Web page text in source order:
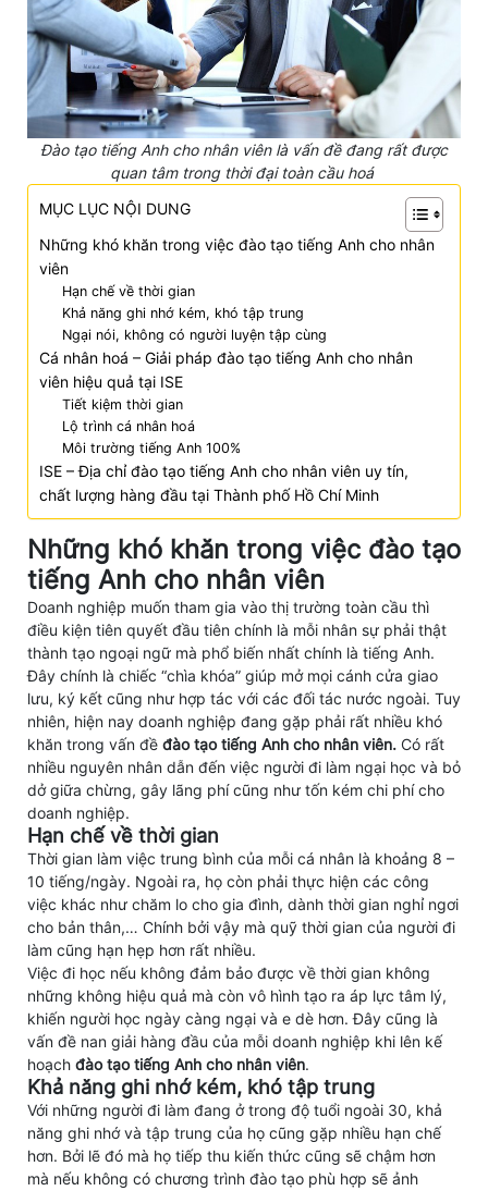
Đào tạo tiếng Anh cho nhân viên là vấn đề đang rất được
quan tâm trong thời đại toàn cầu hoá
MỤC LỤC NỘI DUNG
Những khó khăn trong việc đào tạo tiếng Anh cho nhân
viên
Hạn chế về thời gian
Khả năng ghi nhớ kém, khó tập trung
Ngại nói, không có người luyện tập cùng
Cá nhân hoá – Giải pháp đào tạo tiếng Anh cho nhân
viên hiệu quả tại ISE
​​Tiết kiệm thời gian
Lộ trình cá nhân hoá
Môi trường tiếng Anh 100%
ISE – Địa chỉ đào tạo tiếng Anh cho nhân viên uy tín,
chất lượng hàng đầu tại Thành phố Hồ Chí Minh
Những khó khăn trong việc đào tạo
tiếng Anh cho nhân viên
Doanh nghiệp muốn tham gia vào thị trường toàn cầu thì
điều kiện tiên quyết đầu tiên chính là mỗi nhân sự phải thật
thành tạo ngoại ngữ mà phổ biến nhất chính là tiếng Anh.
Đây chính là chiếc “chìa khóa” giúp mở mọi cánh cửa giao
lưu, ký kết cũng như hợp tác với các đối tác nước ngoài. Tuy
nhiên, hiện nay doanh nghiệp đang gặp phải rất nhiều khó
khăn trong vấn đề đào tạo tiếng Anh cho nhân viên. Có rất
nhiều nguyên nhân dẫn đến việc người đi làm ngại học và bỏ
dở giữa chừng, gây lãng phí cũng như tốn kém chi phí cho
doanh nghiệp.
Hạn chế về thời gian
Thời gian làm việc trung bình của mỗi cá nhân là khoảng 8 –
10 tiếng/ngày. Ngoài ra, họ còn phải thực hiện các công
việc khác như chăm lo cho gia đình, dành thời gian nghỉ ngơi
cho bản thân,… Chính bởi vậy mà quỹ thời gian của người đi
làm cũng hạn hẹp hơn rất nhiều.
Việc đi học nếu không đảm bảo được về thời gian không
những không hiệu quả mà còn vô hình tạo ra áp lực tâm lý,
khiến người học ngày càng ngại và e dè hơn. Đây cũng là
vấn đề nan giải hàng đầu của mỗi doanh nghiệp khi lên kế
hoạch đào tạo tiếng Anh cho nhân viên.
Khả năng ghi nhớ kém, khó tập trung
Với những người đi làm đang ở trong độ tuổi ngoài 30, khả
năng ghi nhớ và tập trung của họ cũng gặp nhiều hạn chế
hơn. Bởi lẽ đó mà họ tiếp thu kiến thức cũng sẽ chậm hơn
mà nếu không có chương trình đào tạo phù hợp sẽ ảnh